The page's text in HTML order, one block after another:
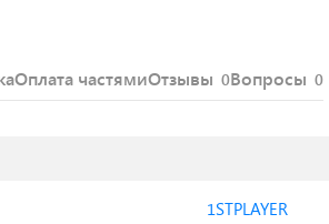
Оплата частямиОтзывы 0Вопросы 0
1STPLAYER